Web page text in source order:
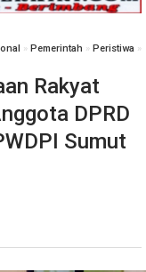
» Pemerintah » Peristiwa »
Rakyat
DPRD
Sumut